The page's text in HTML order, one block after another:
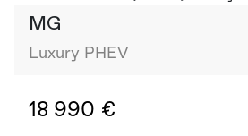
MG
Luxury PHEV
18 990 €